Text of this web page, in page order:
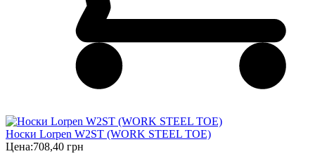
Носки Lorpen W2ST (WORK STEEL TOE)
Цена:708,40 грн